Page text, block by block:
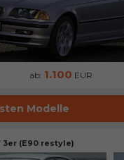
ab: 1.100 EUR
Modelle
3er (E90 restyle)